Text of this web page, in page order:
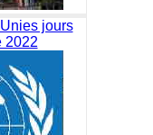
jours
2022